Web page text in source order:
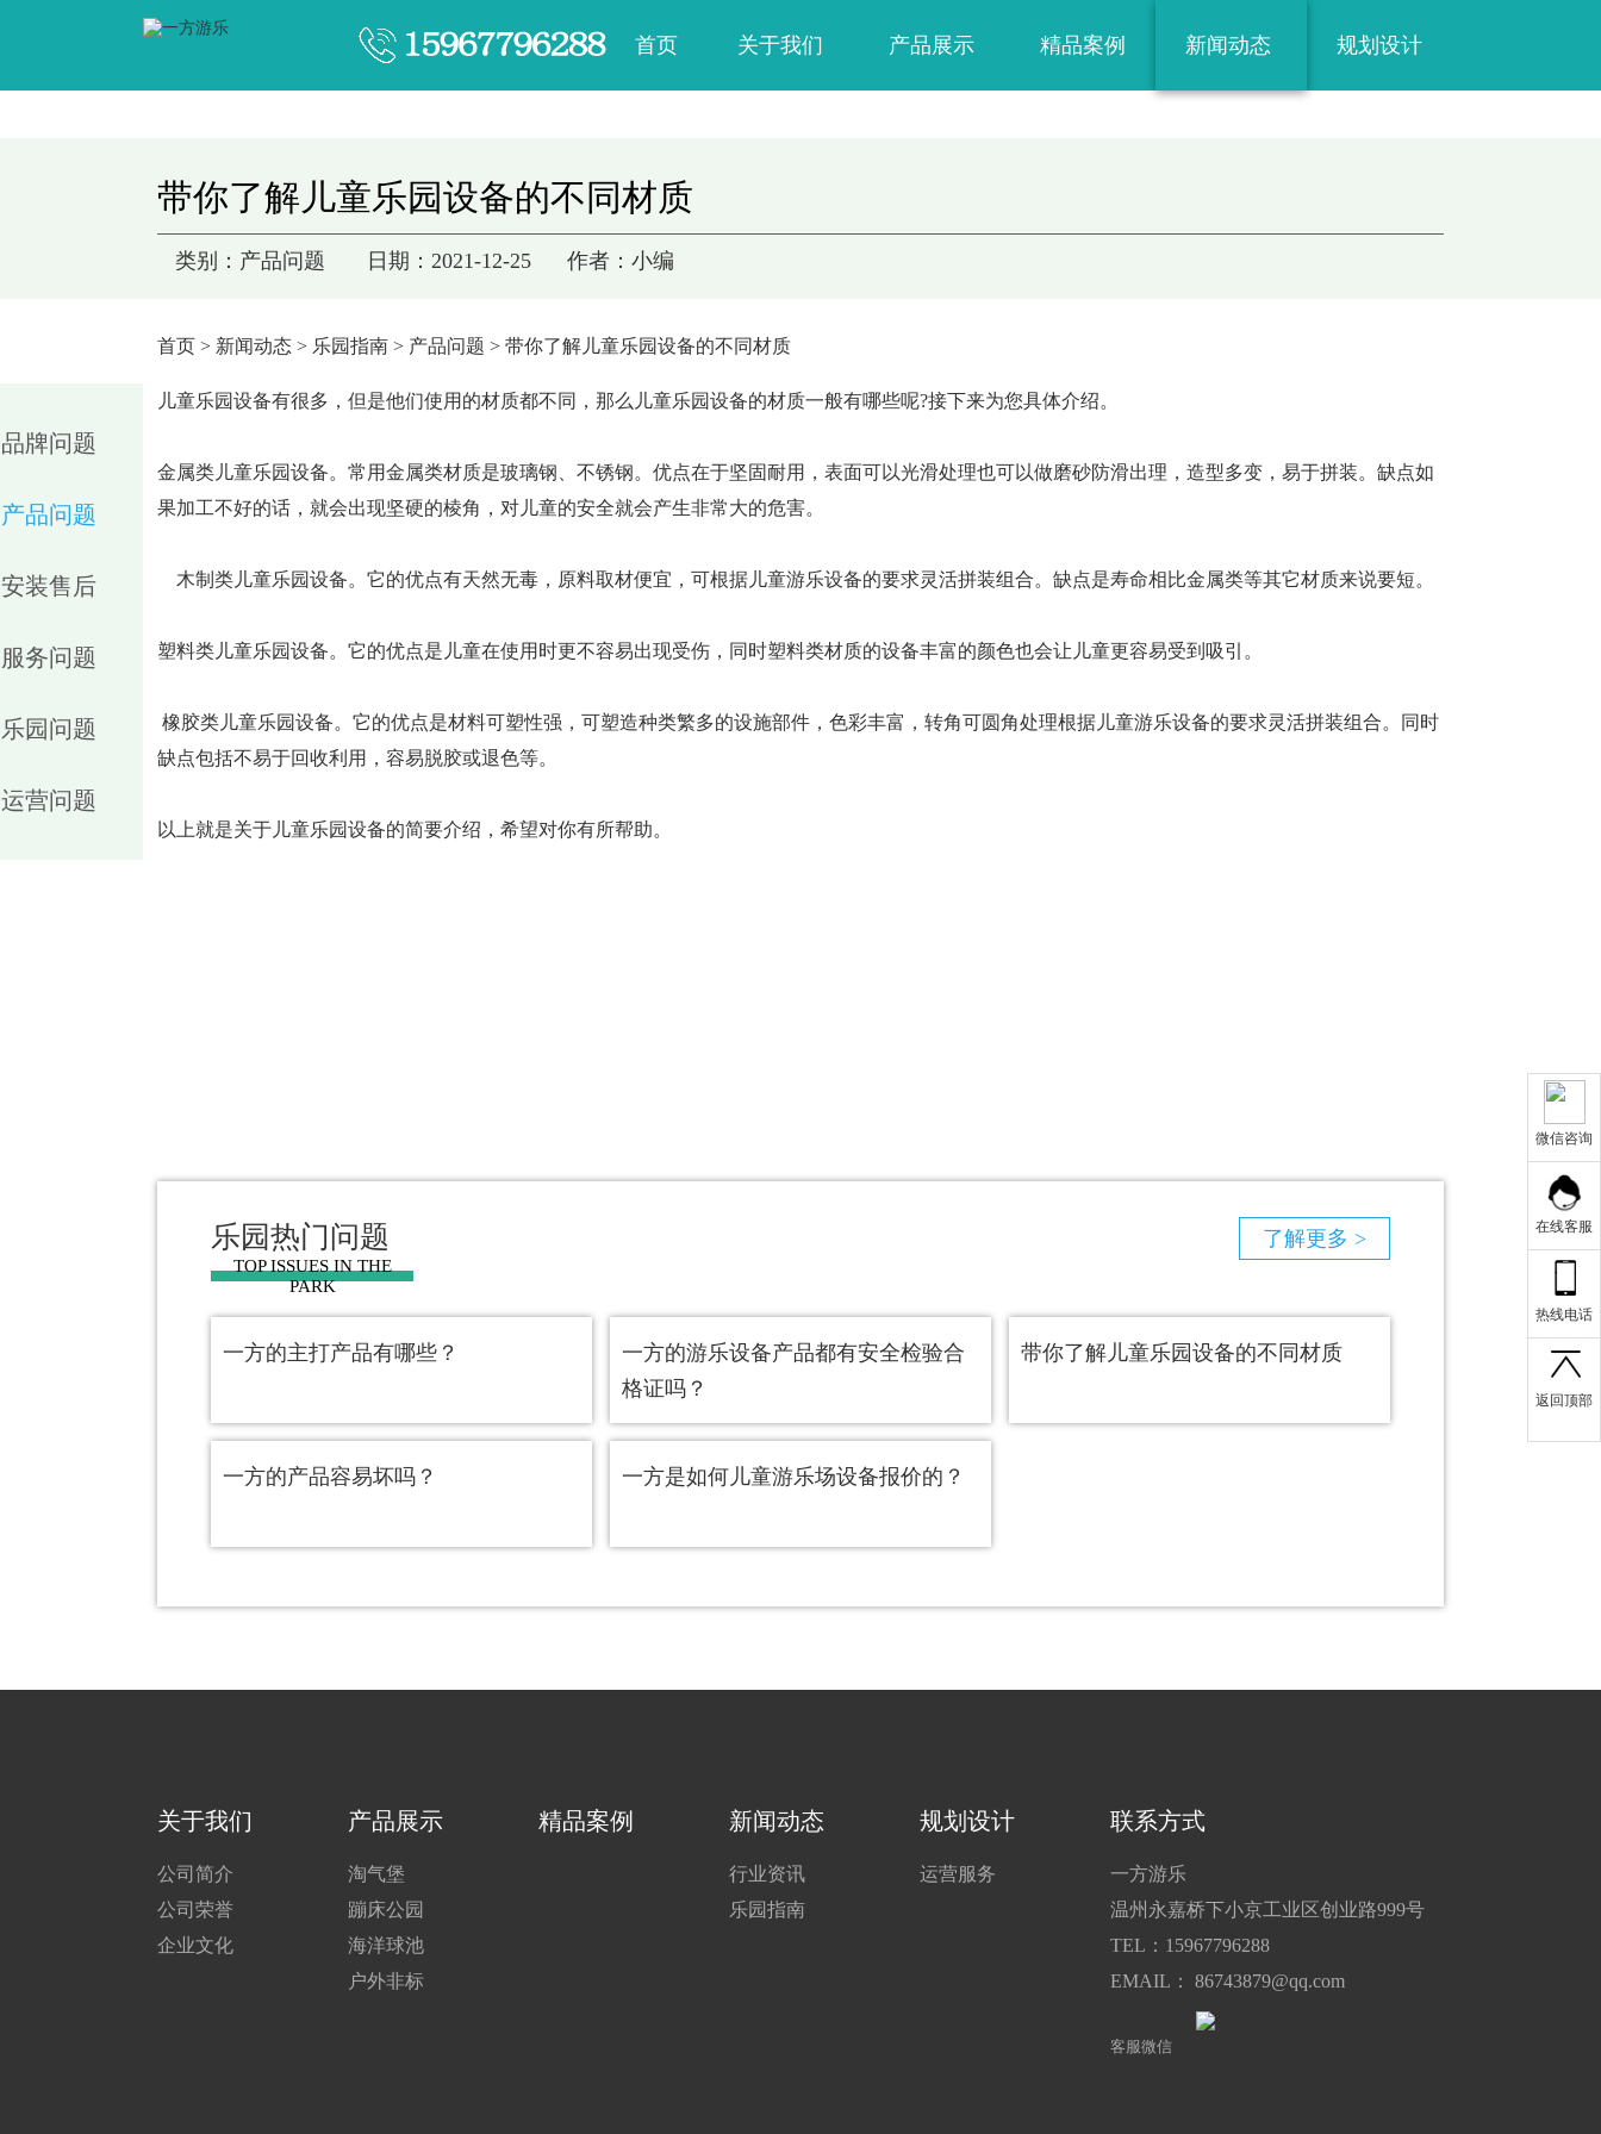
首页 关于我们 产品展示 精品案例 新闻动态 规划设计
带你了解儿童乐园设备的不同材质
类别：产品问题 日期：2021-12-25 作者：小编
首页 > 新闻动态 > 乐园指南 > 产品问题 > 带你了解儿童乐园设备的不同材质
儿童乐园设备有很多，但是他们使用的材质都不同，那么儿童乐园设备的材质一般有哪些呢?接下来为您具体介绍。
金属类儿童乐园设备。常用金属类材质是玻璃钢、不锈钢。优点在于坚固耐用，表面可以光滑处理也可以做磨砂防滑出理，造型多变，易于拼装。缺点如
果加工不好的话，就会出现坚硬的棱角，对儿童的安全就会产生非常大的危害。
木制类儿童乐园设备。它的优点有天然无毒，原料取材便宜，可根据儿童游乐设备的要求灵活拼装组合。缺点是寿命相比金属类等其它材质来说要短。
塑料类儿童乐园设备。它的优点是儿童在使用时更不容易出现受伤，同时塑料类材质的设备丰富的颜色也会让儿童更容易受到吸引。
橡胶类儿童乐园设备。它的优点是材料可塑性强，可塑造种类繁多的设施部件，色彩丰富，转角可圆角处理根据儿童游乐设备的要求灵活拼装组合。同时
缺点包括不易于回收利用，容易脱胶或退色等。
以上就是关于儿童乐园设备的简要介绍，希望对你有所帮助。
品牌问题
产品问题
安装售后
服务问题
乐园问题
运营问题
了解更多 >
乐园热门问题
TOP ISSUES IN THE
PARK
一方的主打产品有哪些？
一方的游乐设备产品都有安全检验合
格证吗？
带你了解儿童乐园设备的不同材质
一方的产品容易坏吗？ 一方是如何儿童游乐场设备报价的？
关于我们
公司简介
公司荣誉
企业文化
产品展示
淘气堡
蹦床公园
海洋球池
户外非标
精品案例 新闻动态
行业资讯
乐园指南
规划设计
运营服务
联系方式
一方游乐
温州永嘉桥下小京工业区创业路999号
TEL：15967796288
EMAIL： 86743879@qq.com
客服微信
微信咨询
在线客服
热线电话
返回顶部